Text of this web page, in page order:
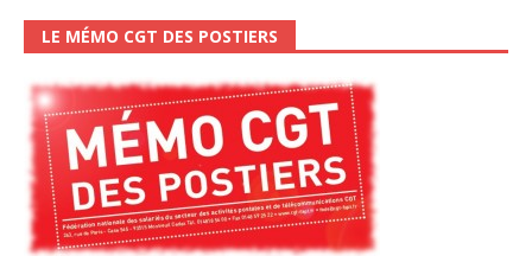
LE MÉMO CGT DES POSTIERS